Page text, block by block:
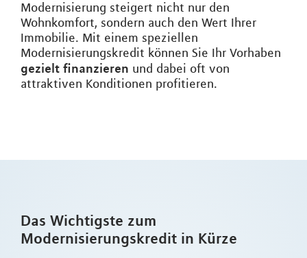
Modernisierung steigert nicht nur den
Wohnkomfort, sondern auch den Wert Ihrer
Immobilie. Mit einem speziellen
Modernisierungskredit können Sie Ihr Vorhaben
gezielt finanzieren und dabei oft von
attraktiven Konditionen profitieren.
Das Wichtigste zum
Modernisierungskredit in Kürze